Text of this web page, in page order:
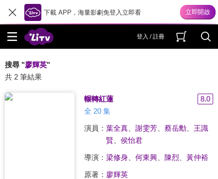
下載 APP，海量影劇免登入立即看
登入 / 註冊
搜尋 "廖輝英"
共 2 筆結果
輾轉紅蓮
8.0
全 20 集
演員： 葉全真、 謝雯芳、 蔡岳勳
王識
賢
侯怡君
導演： 梁修身 何東興、 陳烈 黃仲裕
原著： 廖輝英